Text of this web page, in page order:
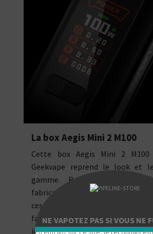
La box Aegis Mini 2 M100
Cette box Aegis Mini 2 M100
Geekvape reprend le look et
gamme. Reconnaissable
fabricant a conservé les
ces mods Aegis. Grâce à
faire acquis au fil des années,
ici unmod électronique bien
"
NE VAPOTEZ PAS SI VOUS NE
En entrant sur ce site, je reconnais